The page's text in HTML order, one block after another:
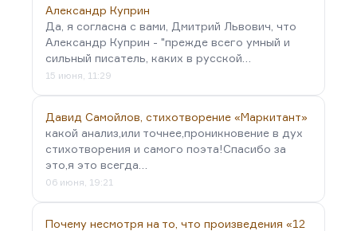
Александр Куприн
Да, я согласна с вами, Дмитрий Львович, что
Александр Куприн - "прежде всего умный и
сильный писатель, каких в русской…
15 июня, 11:29
Давид Самойлов, стихотворение «Маркитант»
какой анализ,или точнее,проникновение в дух
стихотворения и самого поэта!Спасибо за
это,я это всегда…
06 июня, 19:21
Почему несмотря на то, что произведения «12